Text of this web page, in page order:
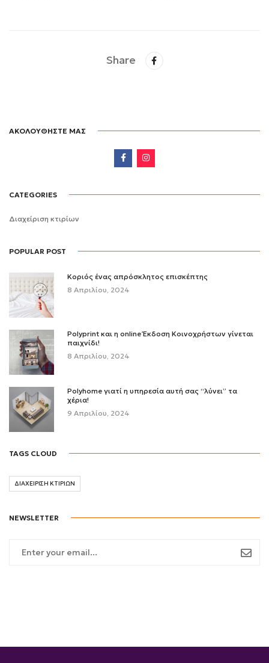
Share
ΑΚΟΛΟΥΘΗΣΤΕ ΜΑΣ
CATEGORIES
Διαχείριση κτιρίων
POPULAR POST
Κοριός ένας απρόσκλητος επισκέπτης
8 Απριλίου, 2024
Polyprint και η online Έκδοση Κοινοχρήστων γίνεται
παιχνίδι!
8 Απριλίου, 2024
Polyhome γιατί η υπηρεσία αυτή σας “λύνει” τα
χέρια!
9 Απριλίου, 2024
TAGS CLOUD
ΔΙΑΧΕΙΡΙΣΗ ΚΤΙΡΙΩΝ
NEWSLETTER